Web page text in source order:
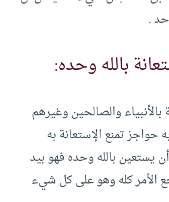
.
بالله وحده:
بالأنبياء والصالحين وغيرهم
حواجز تمنع الإستعانة به
يستعين بالله وحده فهو بيد
الأمر كله وهو على كل شيء